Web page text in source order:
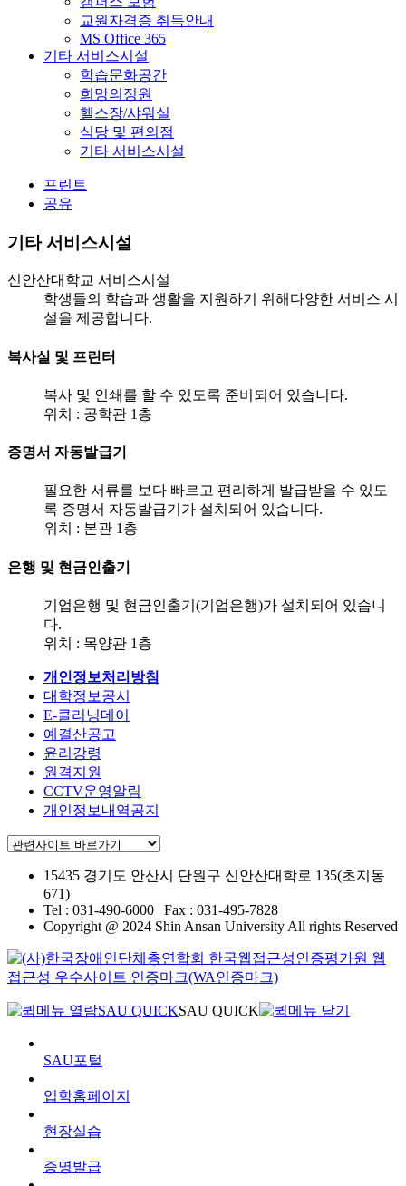
교원자격증 취득안내
MS Office 365
기타 서비스시설
학습문화공간
희망의정원
헬스장/샤워실
식당 및 편의점
기타 서비스시설
프린트
공유
기타 서비스시설
신안산대학교 서비스시설
학생들의 학습과 생활을 지원하기 위해 다양한 서비스 시
설을 제공합니다.
복사실 및 프린터
복사 및 인쇄를 할 수 있도록 준비되어 있습니다.
위치 : 공학관 1층
증명서 자동발급기
필요한 서류를 보다 빠르고 편리하게 발급받을 수 있도
록 증명서 자동발급기가 설치되어 있습니다.
위치 : 본관 1층
은행 및 현금인출기
기업은행 및 현금인출기(기업은행)가 설치되어 있습니
다.
위치 : 목양관 1층
개인정보처리방침
대학정보공시
E-클리닝데이
예결산공고
윤리강령
원격지원
CCTV운영알림
개인정보내역공지
15435 경기도 안산시 단원구 신안산대학로 135(초지동
671)
Tel : 031-490-6000 | Fax : 031-495-7828
Copyright @ 2024 Shin Ansan University All rights Reserved
SAU QUICKSAU QUICK
SAU포털
입학홈페이지
현장실습
증명발급